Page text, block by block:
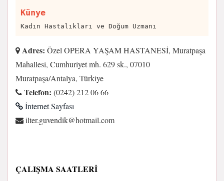
Künye
Kadın Hastalıkları ve Doğum Uzmanı
Adres: Özel OPERA YAŞAM HASTANESİ, Muratpaşa
Mahallesi, Cumhuriyet mh. 629 sk., 07010
Muratpaşa/Antalya, Türkiye
Telefon: (0242) 212 06 66
İnternet Sayfası
moc.liamtoh@kidnevug.retli
ÇALIŞMA SAATLERI